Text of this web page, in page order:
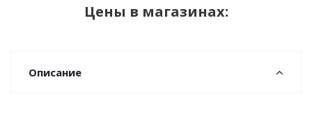
Цены в магазинах:
Описание